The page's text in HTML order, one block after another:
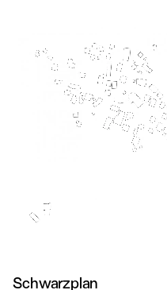
Schwarzplan